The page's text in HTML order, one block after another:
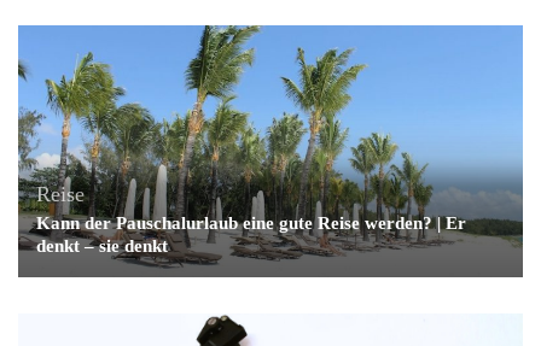
Reise
Kann der Pauschalurlaub eine gute Reise werden? | Er
denkt – sie denkt